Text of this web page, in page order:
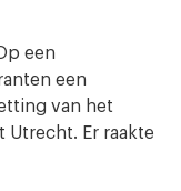
een
een
van het
Utrecht. Er raakte